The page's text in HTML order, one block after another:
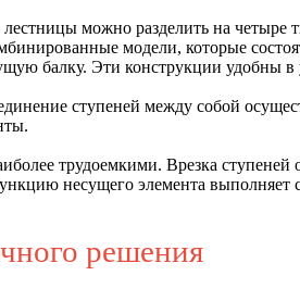
можно разделить на четыре
модели, которые
балку. Эти конструкции удобны
ступеней между собой
трудоемкими. Врезка
несущего элемента выполняет
решения